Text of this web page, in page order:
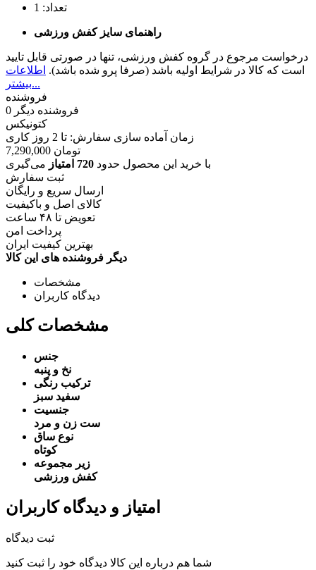
تعداد: 1
راهنمای سایز کفش ورزشی
درخواست مرجوع در گروه کفش ورزشی، تنها در صورتی قابل تایید
است که کالا در شرایط اولیه باشد (صرفا پرو شده باشد). اطلاعات
بیشتر...
فروشنده
0 فروشنده دیگر
کتونیکس
زمان آماده سازی سفارش: تا 2 روز کاری
7,290,000 تومان
با خرید این محصول حدود 720 امتیاز
می‌گیری
ثبت سفارش
ارسال سریع و رایگان
کالای اصل و باکیفیت
تعویض تا ۴۸ ساعت
پرداخت امن
بهترین کیفیت ایران
دیگر فروشنده های این کالا
مشخصات
دیدگاه کاربران
مشخصات کلی
جنس
نخ و پنبه
ترکیب رنگی
سفید سبز
جنسیت
ست زن و مرد
نوع ساق
کوتاه
زیر مجموعه
کفش ورزشی
امتیاز و دیدگاه کاربران
ثبت دیدگاه
شما هم درباره این کالا دیدگاه خود را ثبت کنید